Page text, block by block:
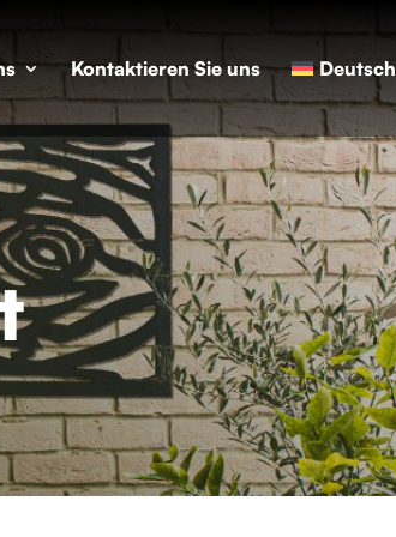
Kontaktieren Sie uns Deutsch